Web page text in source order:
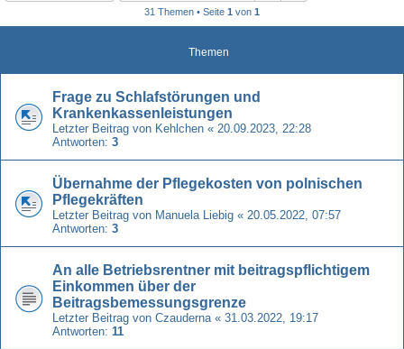
31 Themen • Seite 1 von 1
Themen
Frage zu Schlafstörungen und
Krankenkassenleistungen
Letzter Beitrag von Kehlchen « 20.09.2023, 22:28
Antworten: 3
Übernahme der Pflegekosten von polnischen
Pflegekräften
Letzter Beitrag von Manuela Liebig « 20.05.2022, 07:57
Antworten: 3
An alle Betriebsrentner mit beitragspflichtigem
Einkommen über der
Beitragsbemessungsgrenze
Letzter Beitrag von Czauderna « 31.03.2022, 19:17
Antworten: 11